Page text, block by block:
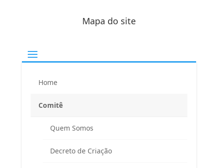
Mapa do site
Home
Comitê
Quem Somos
Decreto de Criação